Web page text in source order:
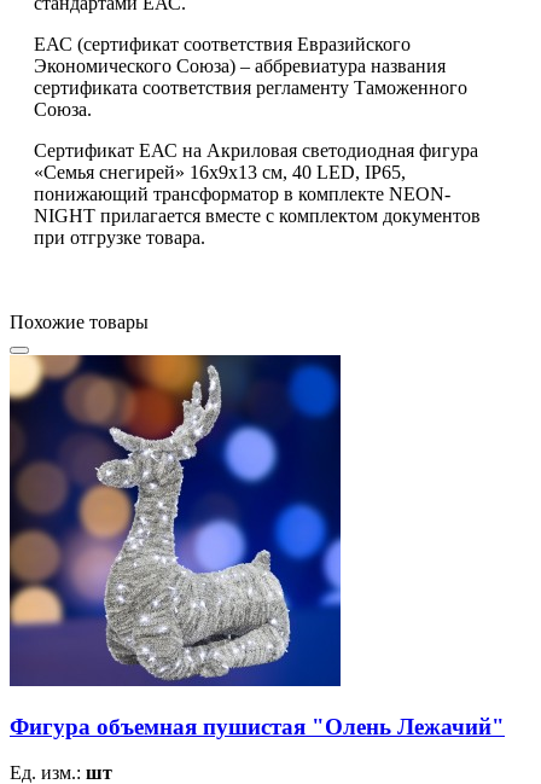
ЕАС (сертификат соответствия Евразийского
Экономического Союза) – аббревиатура названия
сертификата соответствия регламенту Таможенного
Союза.
Сертификат ЕАС на Акриловая светодиодная фигура
«Семья снегирей» 16х9х13 см, 40 LED, IP65,
понижающий трансформатор в комплекте NEON-
NIGHT прилагается вместе с комплектом документов
при отгрузке товара.
Похожие товары
Фигура объемная пушистая "Олень Лежачий"
Ед. изм.: шт